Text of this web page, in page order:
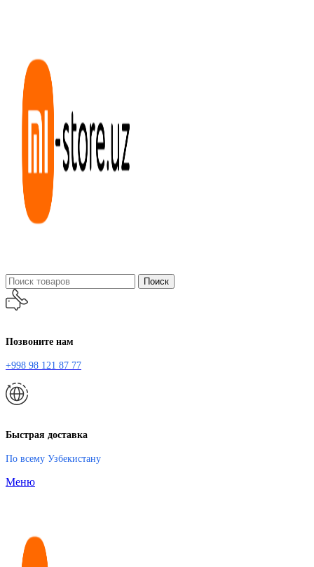
Поиск
Позвоните нам
+998 98 121 87 77
Быстрая доставка
По всему Узбекистану
Меню